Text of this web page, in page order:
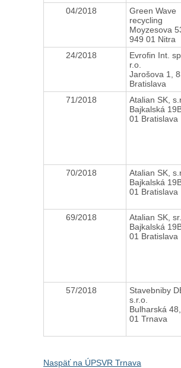
04/2018
Green Wave
recycling
Moyzesova
949 01 Nitra
24/2018
Evrofin Int.
r.o.
Jarošova 1,
Bratislava
71/2018
Atalian SK,
Bajkalská
01 Bratislava
70/2018
Atalian SK,
Bajkalská
01 Bratislava
69/2018
Atalian SK,
Bajkalská
01 Bratislava
57/2018
Stavebniby
s.r.o.
Bulharská
01 Trnava
Naspäť na ÚPSVR Trnava